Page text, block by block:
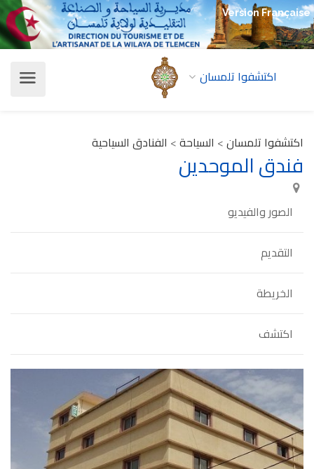
Version Française
اكتشفوا تلمسان
اكتشفوا تلمسان> السياحة> الفنادق السياحية
فندق الموحدين
الصور والفيديو
التقديم
الخريطة
اكتشف